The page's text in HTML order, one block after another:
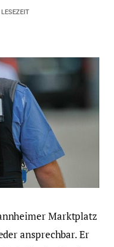
Marktplatz
ansprechbar. Er